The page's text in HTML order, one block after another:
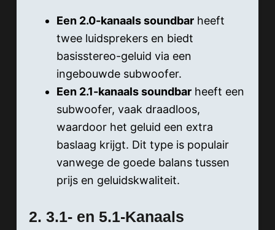
Een 2.0-kanaals soundbarheeft
twee luidsprekers en biedt
basisstereo-geluid via een
ingebouwde subwoofer.
Een 2.1-kanaals soundbarheeft een
subwoofer, vaak draadloos,
waardoor het geluid een extra
baslaag krijgt. Dit type is populair
vanwege de goede balans tussen
prijs en geluidskwaliteit.
2. 3.1- en 5.1-Kanaals